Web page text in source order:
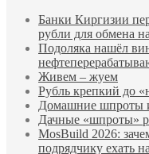
Банки Киргизии
рубли для обмена
Подоляка нашёл
Живем – жуем
Рубль крепкий до
Домашние шпроты
Дачные «шпроты»
MosBuild 2026:
подрядчиĸу ехать